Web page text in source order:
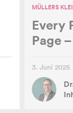
MÜLLERS
Every
Page
3. Juni 2025